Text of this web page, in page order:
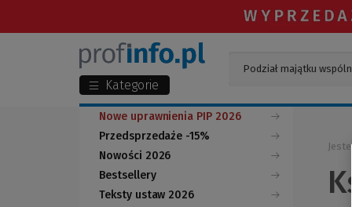
Kategorie
Nowe uprawnienia PIP 2026
Przedsprzedaże -15%
Nowości 2026
Bestsellery
Teksty ustaw 2026